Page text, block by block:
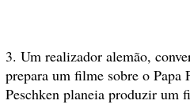
3. Um realizador alemão,
prepara um filme sobre o Papa
Peschken planeia produzir um